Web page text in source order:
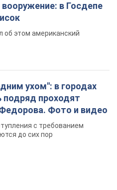
в Госдепе
об этом американский
ухом": в городах
подряд проходят
Фото и видео
с требованием
до сих пор